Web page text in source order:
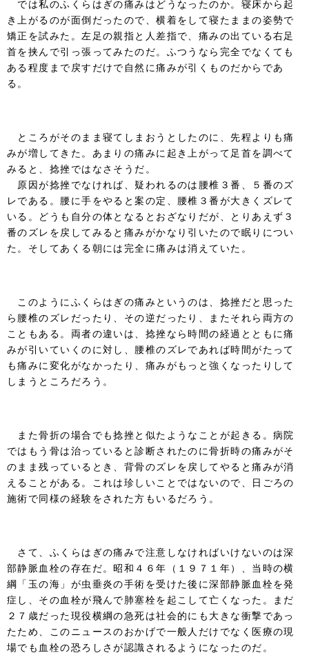
では私のふくらはぎの痛みはどうなったのか。寝床から起
き上がるのが面倒だったので、横着をして寝たままの姿勢で
矯正を試みた。左足の親指と人差指で、痛みの出ている右足
首を挟んで引っ張ってみたのだ。ふつうなら完全でなくても
ある程度まで戻すだけで自然に痛みが引くものだからであ
る。
ところがそのまま寝てしまおうとしたのに、先程よりも痛
みが増してきた。あまりの痛みに起き上がって足首を調べて
みると、捻挫ではなさそうだ。
原因が捻挫でなければ、疑われるのは腰椎３番、５番のズ
レである。腰に手をやると案の定、腰椎３番が大きくズレて
いる。どうも自分の体となるとおざなりだが、とりあえず３
番のズレを戻してみると痛みがかなり引いたので眠りについ
た。そしてあくる朝には完全に痛みは消えていた。
このようにふくらはぎの痛みというのは、捻挫だと思った
ら腰椎のズレだったり、その逆だったり、またそれら両方の
こともある。両者の違いは、捻挫なら時間の経過とともに痛
みが引いていくのに対し、腰椎のズレであれば時間がたって
も痛みに変化がなかったり、痛みがもっと強くなったりして
しまうところだろう。
また骨折の場合でも捻挫と似たようなことが起きる。病院
ではもう骨は治っていると診断されたのに骨折時の痛みがそ
のまま残っているとき、背骨のズレを戻してやると痛みが消
えることがある。これは珍しいことではないので、日ごろの
施術で同様の経験をされた方もいるだろう。
さて、ふくらはぎの痛みで注意しなければいけないのは深
部静脈血栓の存在だ。昭和４６年（１９７１年）、当時の横
綱「玉の海」が虫垂炎の手術を受けた後に深部静脈血栓を発
症し、その血栓が飛んで肺塞栓を起こして亡くなった。まだ
２７歳だった現役横綱の急死は社会的にも大きな衝撃であっ
たため、このニュースのおかげで一般人だけでなく医療の現
場でも血栓の恐ろしさが認識されるようになったのだ。